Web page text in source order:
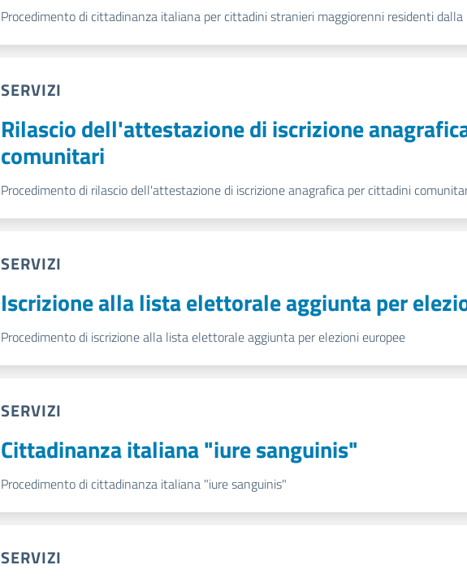
Procedimento di cittadinanza italiana per cittadini stranieri maggiorenni residenti
SERVIZI
Rilascio dell'attestazione di iscrizione
comunitari
Procedimento di rilascio dell'attestazione di iscrizione anagrafica per cittadini
SERVIZI
Iscrizione alla lista elettorale aggiunta per
Procedimento di iscrizione alla lista elettorale aggiunta per elezioni europee
SERVIZI
Cittadinanza italiana "iure sanguinis"
Procedimento di cittadinanza italiana "iure sanguinis"
SERVIZI